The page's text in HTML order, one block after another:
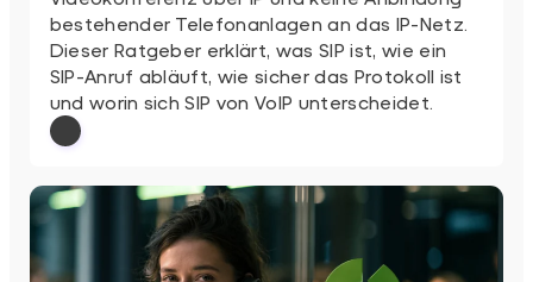
bestehender Telefonanlagen an das IP-Netz.
Dieser Ratgeber erklärt, was SIP ist, wie ein
SIP-Anruf abläuft, wie sicher das Protokoll ist
und worin sich SIP von VoIP unterscheidet.